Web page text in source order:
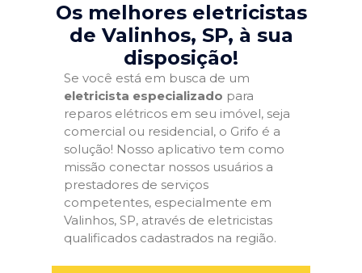
Os melhores eletricistas
de Valinhos, SP, à sua
disposição!
Se você está em busca de um
eletricista especializado para
reparos elétricos em seu imóvel, seja
comercial ou residencial, o Grifo é a
solução! Nosso aplicativo tem como
missão conectar nossos usuários a
prestadores de serviços
competentes, especialmente em
Valinhos, SP, através de eletricistas
qualificados cadastrados na região.